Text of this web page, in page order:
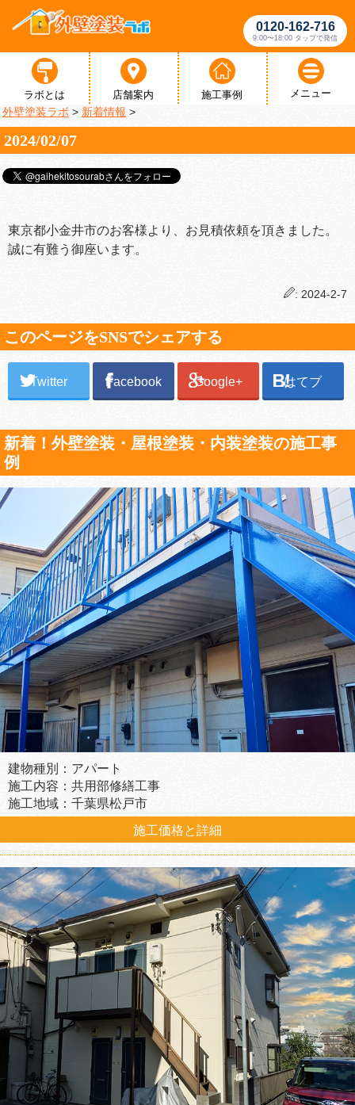
0120-162-716
9:00〜18:00 タップで発信
ラボとは 店舗案内 施工事例 メニュー
外壁塗装ラボ > 新着情報 >
2024/02/07
東京都小金井市のお客様より、お見積依頼を頂きました。
誠に有難う御座います。
: 2024-2-7
このページをSNSでシェアする
Twitter Facebook Google+ はてブ
新着！外壁塗装・屋根塗装・内装塗装の施工事
例
建物種別：アパート
施工内容：共用部修繕工事
施工地域：千葉県松戸市
施工価格と詳細